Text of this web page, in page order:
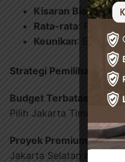
Kisaran Biaya: Rp
Rata-rata: Rp
Keunikan:
Strategi Pemilihan
Budget Terbatas
Pilih Jakarta Timur
Proyek Premium :
Jakarta Selatan